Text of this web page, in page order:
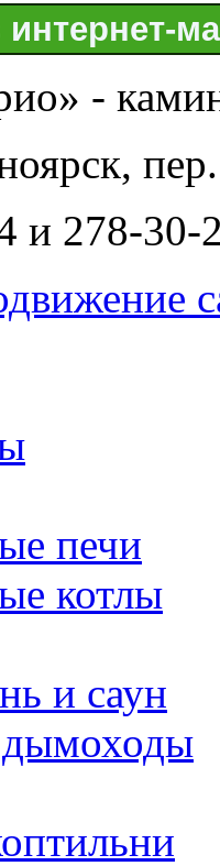
-
и 278-30-
печи
котлы
и саун